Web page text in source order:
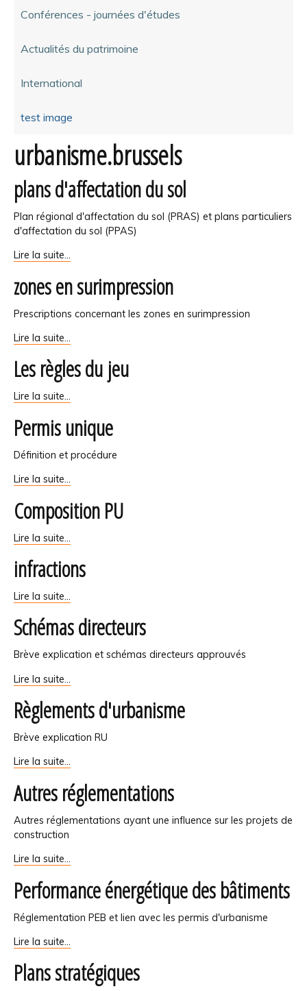
Conférences - journées d'études
Actualités du patrimoine
International
test image
urbanisme.brussels
plans d'affectation du sol
Plan régional d'affectation du sol (PRAS) et plans particuliers
d'affectation du sol (PPAS)
plans
du
sol
-
Lire la suite…
zones en surimpression
Prescriptions concernant les zones en surimpression
zones
surimpression
-
Lire la suite…
Les règles du jeu
Les
du
jeu
-
Lire la suite…
Permis unique
Définition et procédure
Permis
-
Lire la suite…
Composition PU
Composition
-
Lire la suite…
infractions
infractions
Lire la suite…
Schémas directeurs
Brève explication et schémas directeurs approuvés
Schémas
-
Lire la suite…
Règlements d'urbanisme
Brève explication RU
Règlements
-
Lire la suite…
Autres réglementations
Autres réglementations ayant une influence sur les projets de
construction
Autres
-
Lire la suite…
Performance énergétique des bâtiments
Réglementation PEB et lien avec les permis d'urbanisme
Performance
des
bâtiments
Lire la suite…
Plans stratégiques